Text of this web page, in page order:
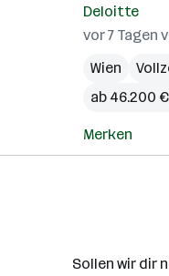
Deloitte
vor 7
Wien
ab 46.200
Merken
Sollen wir dir